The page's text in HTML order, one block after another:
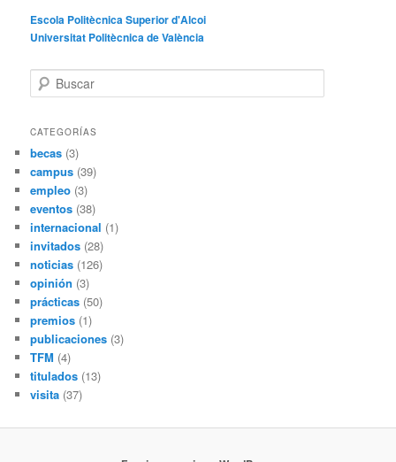
Escola Politècnica Superior d'Alcoi
Universitat Politècnica de València
u
c
r
CATEGORÍAS
becas (3)
campus (39)
empleo (3)
eventos (38)
internacional (1)
invitados (28)
noticias (126)
opinión (3)
prácticas (50)
premios (1)
publicaciones (3)
TFM (4)
titulados (13)
visita (37)